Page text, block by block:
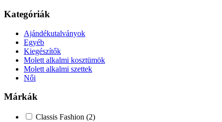
Kategóriák
Ajándékutalványok
Egyéb
Kiegészítők
Molett alkalmi kosztümök
Molett alkalmi szettek
Női
Márkák
Classis Fashion (2)